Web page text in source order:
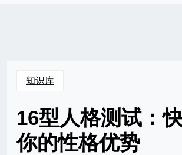
知识库
16型人格测试：
你的性格优势